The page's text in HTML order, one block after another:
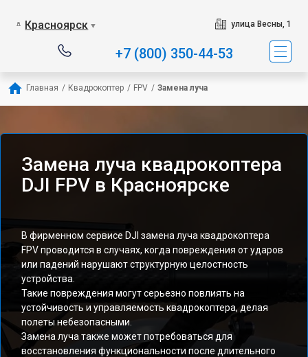
Красноярск ▼ улица Весны, 1
+7 (800) 350-44-53
Главная / Квадрокоптер / FPV / Замена луча
Замена луча квадрокоптера
DJI FPV в Красноярске
В фирменном сервисе DJI замена луча квадрокоптера
FPV проводится в случаях, когда повреждения от ударов
или падений нарушают структурную целостность
устройства.
Такие повреждения могут серьезно повлиять на
устойчивость и управляемость квадрокоптера, делая
полеты небезопасными.
Замена луча также может потребоваться для
восстановления функциональности после длительного